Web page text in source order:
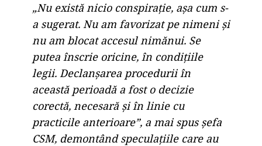
„Nu există nicio conspirație, așa cum s-
a sugerat. Nu am favorizat pe nimeni și
nu am blocat accesul nimănui. Se
putea înscrie oricine, în condițiile
legii. Declanșarea procedurii în
această perioadă a fost o decizie
corectă, necesară și în linie cu
practicile anterioare”, a mai spus șefa
CSM, demontând speculațiile care au